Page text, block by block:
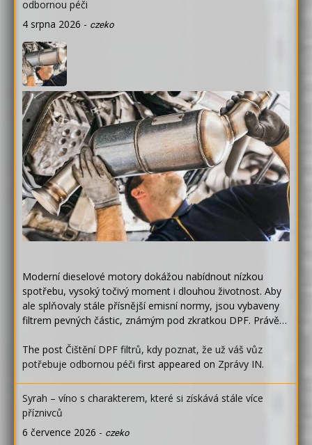
odbornou péči
4 srpna 2026 - czeko
Moderní dieselové motory dokážou nabídnout nízkou
spotřebu, vysoký točivý moment i dlouhou životnost. Aby
ale splňovaly stále přísnější emisní normy, jsou vybaveny
filtrem pevných částic, známým pod zkratkou DPF. Právě…
The post Čištění DPF filtrů, kdy poznat, že už váš vůz
potřebuje odbornou péči first appeared on Zprávy IN.
Syrah – víno s charakterem, které si získává stále více
příznivců
6 července 2026 - czeko